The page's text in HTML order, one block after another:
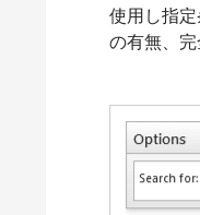
使用し指
の有無、